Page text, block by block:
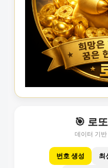
🎯 로
데이터 기
번호 생성 최